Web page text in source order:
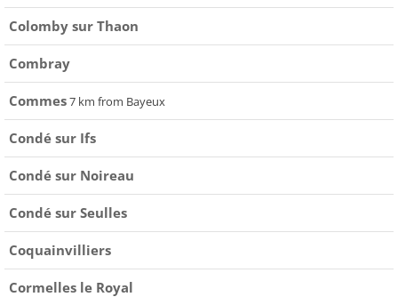
Colomby sur Thaon
Combray
Commes7 km from Bayeux
Condé sur Ifs
Condé sur Noireau
Condé sur Seulles
Coquainvilliers
Cormelles le Royal